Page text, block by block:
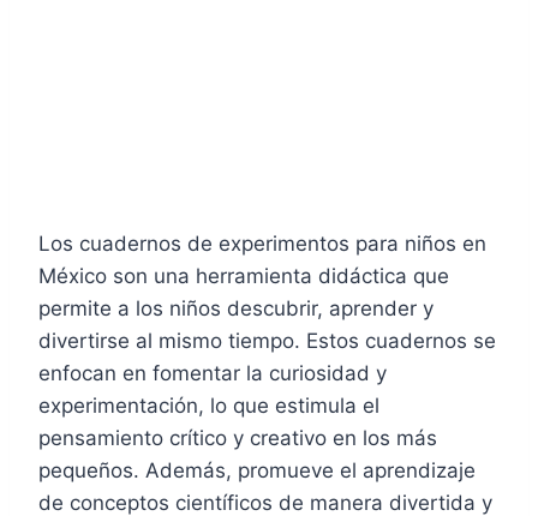
Los cuadernos de experimentos para niños en
México son una herramienta didáctica que
permite a los niños descubrir, aprender y
divertirse al mismo tiempo. Estos cuadernos se
enfocan en fomentar la curiosidad y
experimentación, lo que estimula el
pensamiento crítico y creativo en los más
pequeños. Además, promueve el aprendizaje
de conceptos científicos de manera divertida y